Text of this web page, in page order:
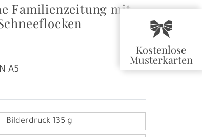
r
Kostenlose
Musterkarten
Familienzeitung mit
A5
Bilderdruck 135 g